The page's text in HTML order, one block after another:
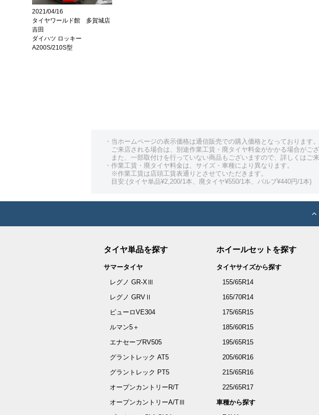
2021/04/16
タイヤワールド館 多賀城店
吉田
ダイハツ ロッキー
A200S/210S型
・当ホームページの表示価格は通信販売での購入価格となっております。
ご来店される場合は、別途作業工賃・廃タイヤ料金がかかる場合がござ
また、一部取付けを行っていない商品もございますので、詳しくはご
・作業工賃・廃タイヤ料金は、サイズ・車種により異なります。
※作業工賃は店頭工賃表通りとさせていただきます。
目安:(タイヤ単品¥2,200/1本、廃タイヤ¥550/1本、バルブ¥440円/1本)
タイヤ単品を探す
サマータイヤ
レグノ GR-XⅢ
レグノ GRVⅡ
ビューロVE304
ルマン5＋
エナセーブRV505
グラントレック AT5
グラントレック PT5
オープンカントリーR/T
オープンカントリーA/TⅢ
ホイールセットを探す
タイヤサイズから探す
155/65R14
165/70R14
175/65R15
185/60R15
195/65R15
205/60R16
215/65R16
225/65R17
車種から探す